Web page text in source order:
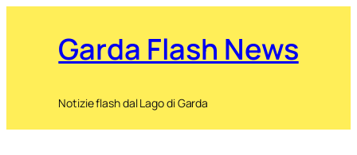
Garda Flash News
Notizie flash dal Lago di Garda